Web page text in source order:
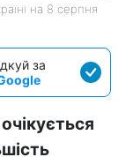
на 8 серпня
за